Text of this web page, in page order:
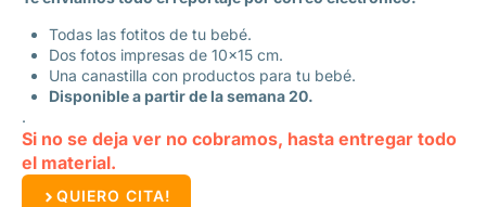
Todas las fotitos de tu bebé.
Dos fotos impresas de 10×15 cm.
Una canastilla con productos para tu bebé.
Disponible a partir de la semana 20.
.
Si no se deja ver no cobramos, hasta entregar todo
el material.
QUIERO CITA!